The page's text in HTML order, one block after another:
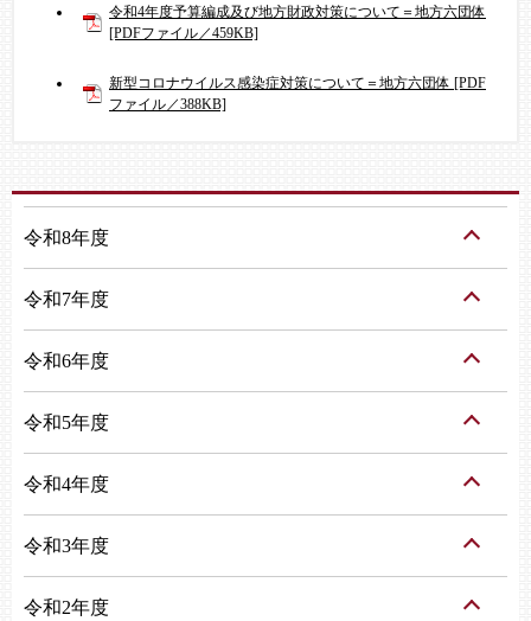
令和4年度予算編成及び地方財政対策について＝地方六団体
[PDFファイル／459KB]
新型コロナウイルス感染症対策について＝地方六団体 [PDF
ファイル／388KB]
令和8年度
令和7年度
令和6年度
令和5年度
令和4年度
令和3年度
令和2年度